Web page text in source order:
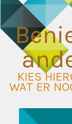
KIES
WAT ER